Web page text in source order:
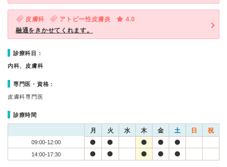
皮膚科 アトピー性皮膚炎
4.0
融通をきかせてくれます。
診療科目：
内科、皮膚科
専門医・資格：
皮膚科専門医
診療時間
月 火 水 木 金 土 日 祝
09:00-12:00
14:00-17:30